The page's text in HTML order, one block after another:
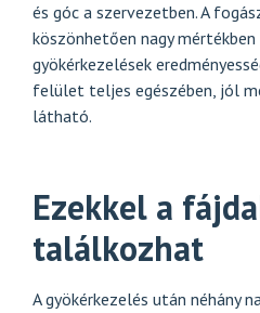
és góc a szervezetben. A
köszönhetően nagy
gyökérkezelések
felület teljes egészében, jól
látható.
Ezekkel a
találkozhat
A gyökérkezelés után néhány